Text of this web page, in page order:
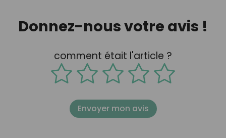
Donnez-nous votre avis !
comment était l'article ?
Envoyer mon avis